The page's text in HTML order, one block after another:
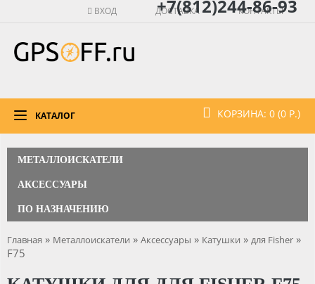
КОНТАКТЫ
ДОСТАВКА
ВХОД +7(812)244-86-93
КОРЗИНА: 0 (0 Р.)
КАТАЛОГ
МЕТАЛЛОИСКАТЕЛИ
АКСЕССУАРЫ
ПО НАЗНАЧЕНИЮ
Главная » Металлоискатели » Аксессуары » Катушки » для Fisher »
F75